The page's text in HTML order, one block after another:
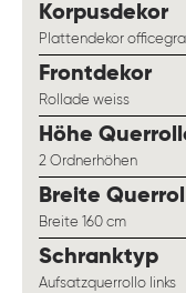
Korpusdekor
Plattendekor
Frontdekor
Rollade weiss
Höhe
2 Ordnerhöhen
Breite
Breite 160 cm
Schranktyp
Aufsatzquerrollo links